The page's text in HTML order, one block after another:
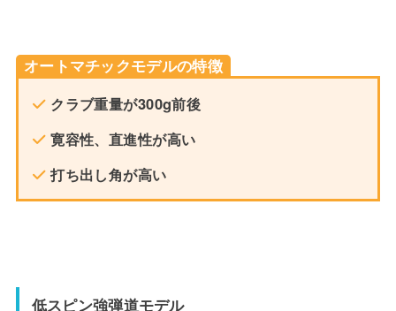
オートマチックモデルの特徴
クラブ重量が300g前後
寛容性、直進性が高い
打ち出し角が高い
低スピン強弾道モデル